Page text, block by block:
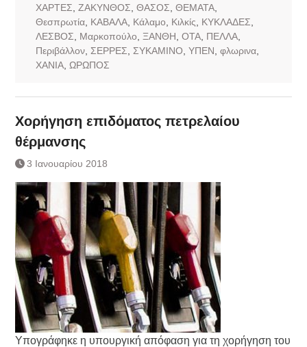
ΧΑΡΤΕΣ ΖΑΚΥΝΘΟΣ ΘΑΣΟΣ ΘΕΜΑΤΑ,
Θεσπρωτία, ΚΑΒΑΛΑ, Κάλαμο Κιλκίς ΚΥΚΛΑΔΕΣ
ΛΕΣΒΟΣ
Μαρκοπούλο ΞΑΝΘΗ ΟΤΑ, ΠΕΛΛΑ,
Περιβάλλον, ΣΕΡΡΕΣ ΣΥΚΑΜΙΝΟ ΥΠΕΝ φλωρινα,
ΧΑΝΙΑ, ΩΡΩΠΟΣ
Χορήγηση επιδόματος πετρελαίου
θέρμανσης
3 Ιανουαρίου 2018
Υπογράφηκε η υπουργική απόφαση για τη χορήγηση του